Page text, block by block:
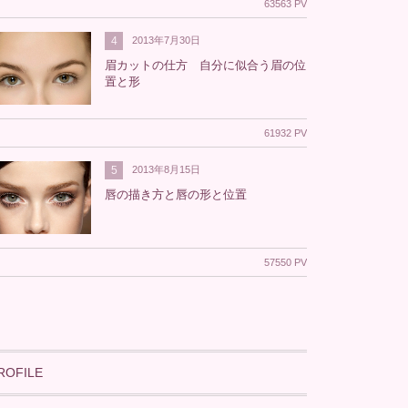
63563 PV
4 2013年7月30日
眉カットの仕方 自分に似合う眉の位
置と形
61932 PV
5 2013年8月15日
唇の描き方と唇の形と位置
57550 PV